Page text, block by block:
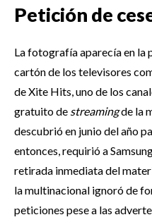
Petición de
La fotografía aparecía en la
cartón de los televisores
de Xite Hits, uno de los
gratuito de streamingde la
descubrió en junio del año
entonces, requirió a
retirada inmediata del
la multinacional ignoró de
peticiones pese a las